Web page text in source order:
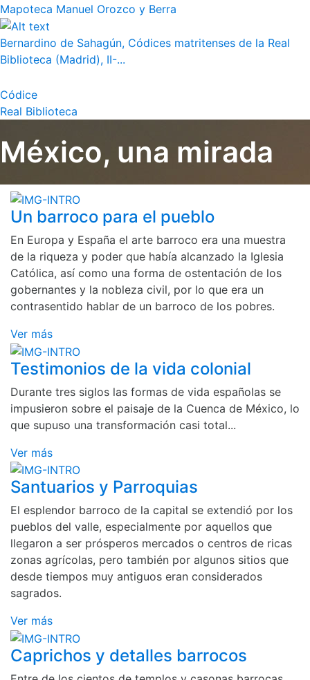
Mapoteca Manuel Orozco y Berra
Bernardino de Sahagún, Códices matritenses de la Real
Biblioteca (Madrid), II-...
Códice
Real Biblioteca
México, una mirada
Un barroco para el pueblo
En Europa y España el arte barroco era una muestra
de la riqueza y poder que había alcanzado la Iglesia
Católica, así como una forma de ostentación de los
gobernantes y la nobleza civil, por lo que era un
contrasentido hablar de un barroco de los pobres.
Ver más
Testimonios de la vida colonial
Durante tres siglos las formas de vida españolas se
impusieron sobre el paisaje de la Cuenca de México, lo
que supuso una transformación casi total...
Ver más
Santuarios y Parroquias
El esplendor barroco de la capital se extendió por los
pueblos del valle, especialmente por aquellos que
llegaron a ser prósperos mercados o centros de ricas
zonas agrícolas, pero también por algunos sitios que
desde tiempos muy antiguos eran considerados
sagrados.
Ver más
Caprichos y detalles barrocos